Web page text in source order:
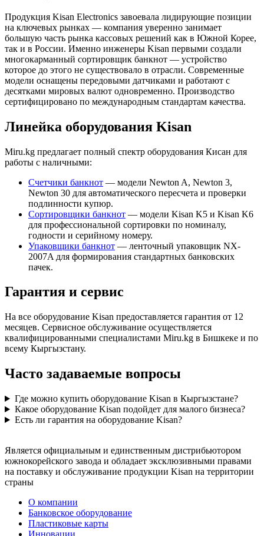
Продукция Kisan Electronics завоевала лидирующие позиции
на ключевых рынках — компания уверенно занимает
большую часть рынка кассовых решений как в Южной Корее,
так и в России. Именно инженеры Kisan первыми создали
многокарманный сортировщик банкнот — устройство
которое до этого не существовало в отрасли. Современные
модели оснащены передовыми датчиками и работают с
десятками мировых валют одновременно. Производство
сертифицировано по международным стандартам качества.
Линейка оборудования Kisan
Miru.kg предлагает полный спектр оборудования Кисан для
работы с наличными:
Счетчики банкнот — модели Newton A, Newton 3,
Newton 30 для автоматического пересчета и проверки
подлинности купюр.
Сортировщики банкнот — модели Kisan K5 и Kisan K6
для профессиональной сортировки по номиналу,
годности и серийному номеру.
Упаковщики банкнот — ленточный упаковщик NX-
2007A для формирования стандартных банковских
пачек.
Гарантия и сервис
На все оборудование Kisan предоставляется гарантия от 12
месяцев. Сервисное обслуживание осуществляется
квалифицированными специалистами Miru.kg в Бишкеке и по
всему Кыргызстану.
Часто задаваемые вопросы
Где можно купить оборудование Kisan в Кыргызстане?
Какое оборудование Kisan подойдет для малого бизнеса?
Есть ли гарантия на оборудование Kisan?
Является официальным и единственным дистрибьютором
южнокорейского завода и обладает эксклюзивными правами
на поставку и обслуживание продукции Kisan на территории
страны
О компании
Банковское оборудование
Пластиковые карты